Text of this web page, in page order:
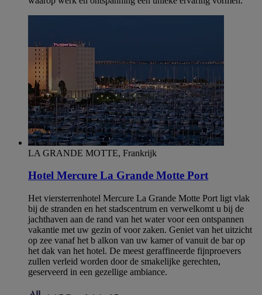
LA GRANDE MOTTE, Frankrijk
Hotel Mercure La Grande Motte Port
Het viersterrenhotel Mercure La Grande Motte Port ligt vlak
bij de stranden en het stadscentrum en verwelkomt u bij de
jachthaven aan de rand van het water voor een ontspannen
vakantie met uw gezin of voor zaken. Geniet van het uitzicht
op zee vanaf het b alkon van uw kamer of vanuit de bar op
het dak van het hotel. De meest geraffineerde fijnproevers
zullen verleid worden door de smakelijke gerechten,
geserveerd in een gezellige ambiance.